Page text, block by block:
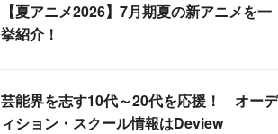
【夏アニメ2026】7月期夏の新アニメを一
挙紹介！
芸能界を志す10代～20代を応援！ オーデ
ィション・スクール情報はDeview